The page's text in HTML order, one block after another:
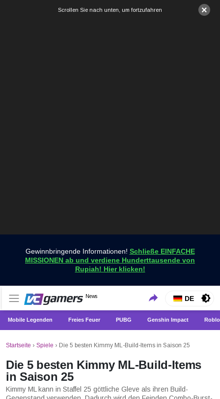
×
Scrollen Sie nach unten, um fortzufahren
Gewinnbringende Informationen! Schließe EINFACHE
MISSIONEN ab und verdiene Hunderttausende von
Rupiah! Hier klicken!
VCGamers-Neuigkeiten
News
Holen Sie sich die neuesten Spielnachrichten nur bei
VCGamers
DE
Mobile Legenden Freies Feuer PUBG Genshin Impact
Startseite › Spiele › Die 5 besten Kimmy ML-Build-Items in Saison 25
Die 5 besten Kimmy ML-Build-Items
in Saison 25
Kimmy ML kann in Staffel 25 göttliche Gleve als ihren Build-